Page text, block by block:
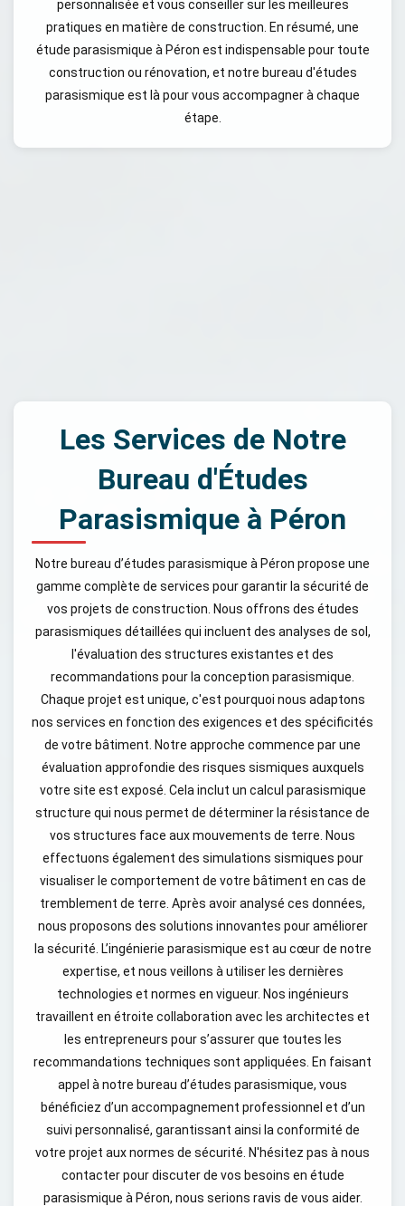
personnalisée et vous conseiller sur les meilleures
pratiques en matière de construction. En résumé, une
étude parasismique à Péron est indispensable pour toute
construction ou rénovation, et notre bureau d'études
parasismique est là pour vous accompagner à chaque
étape.
Les Services de Notre
Bureau d'Études
Parasismique à Péron
Notre bureau d’études parasismique à Péron propose une
gamme complète de services pour garantir la sécurité de
vos projets de construction. Nous offrons des études
parasismiques détaillées qui incluent des analyses de sol,
l'évaluation des structures existantes et des
recommandations pour la conception parasismique.
Chaque projet est unique, c'est pourquoi nous adaptons
nos services en fonction des exigences et des spécificités
de votre bâtiment. Notre approche commence par une
évaluation approfondie des risques sismiques auxquels
votre site est exposé. Cela inclut un calcul parasismique
structure qui nous permet de déterminer la résistance de
vos structures face aux mouvements de terre. Nous
effectuons également des simulations sismiques pour
visualiser le comportement de votre bâtiment en cas de
tremblement de terre. Après avoir analysé ces données,
nous proposons des solutions innovantes pour améliorer
la sécurité. L’ingénierie parasismique est au cœur de notre
expertise, et nous veillons à utiliser les dernières
technologies et normes en vigueur. Nos ingénieurs
travaillent en étroite collaboration avec les architectes et
les entrepreneurs pour s’assurer que toutes les
recommandations techniques sont appliquées. En faisant
appel à notre bureau d’études parasismique, vous
bénéficiez d’un accompagnement professionnel et d’un
suivi personnalisé, garantissant ainsi la conformité de
votre projet aux normes de sécurité. N'hésitez pas à nous
contacter pour discuter de vos besoins en étude
parasismique à Péron, nous serions ravis de vous aider.